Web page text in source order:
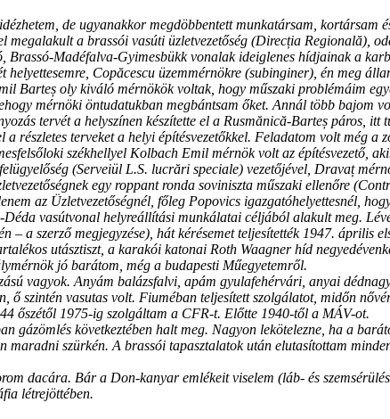
de ugyanakkor megdöbbentett munkatársam,
a brassói vasúti üzletvezetőség (Direcția Regională),
Brassó-Madéfalva-Gyimesbükk vonalak ideiglenes hídjainak a
helyettesemre, Copăcescu üzemmérnökre (subinginer), én meg
Barteș oly kiváló mérnökök voltak, hogy műszaki problémáim
mérnöki öntudatukban megbántsam őket. Annál több bajom
tervét a helyszínen készítette el a Rusmănică-Barteș páros,
részletes terveket a helyi építésvezetőkkel. Feladatom volt még a
székhellyel Kolbach Emil mérnök volt az építésvezető,
(Serveiül L.S. lucrări speciale) vezetőjével, Dravaț
egy roppant ronda soviniszta műszaki ellenőre
az Üzletvezetőségnél, főleg Popovics igazgatóhelyettesnél,
Déda vasútvonal helyreállítási munkálatai céljából alakult meg.
a szerző megjegyzése), hát kérésemet teljesítették 1947. április
utásztiszt, a karakói katonai Roth Waagner híd
jó barátom, még a budapesti Műegyetemről.
vagyok. Anyám balázsfalvi, apám gyulafehérvári, anyai
szintén vasutas volt. Fiuméban teljesített szolgálatot, midőn
őszétől 1975-ig szolgáltam a CFR-t. Előtte 1940-től a MÁV-ot.
gázömlés következtében halt meg. Nagyon lekötelezne, ha a
szürkén. A brassói tapasztalatok után elutasítottam
dacára. Bár a Don-kanyar emlékeit viselem (láb- és
létrejöttében.